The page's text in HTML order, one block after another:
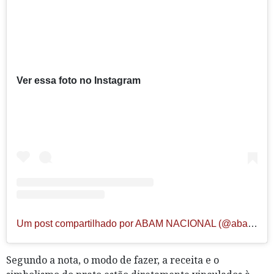
Ver essa foto no Instagram
Um post compartilhado por ABAM NACIONAL (@abam_nacional)
Segundo a nota, o modo de fazer, a receita e o